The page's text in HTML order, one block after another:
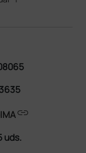
link
uds.